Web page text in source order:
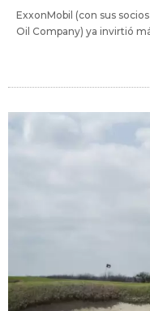
ExxonMobil (con sus
Oil Company) ya invirtió